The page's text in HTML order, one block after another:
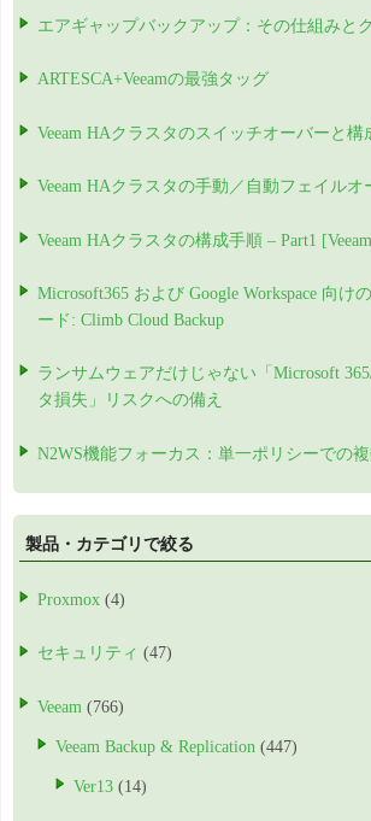
エアギャップバックアップ：その仕組みと
ARTESCA+Veeamの最強タッグ
Veeam HAクラスタのスイッチオーバーと構
Veeam HAクラスタの手動／自動フェイルオ
Veeam HAクラスタの構成手順 – Part1
Microsoft365 および Google Workspace 向け
ード: Climb Cloud Backup
ランサムウェアだけじゃない「Microsoft
タ損失」リスクへの備え
N2WS機能フォーカス：単一ポリシーでの
製品・カテゴリで絞る
Proxmox (4)
セキュリティ (47)
Veeam (766)
Veeam Backup & Replication (447)
Ver13 (14)